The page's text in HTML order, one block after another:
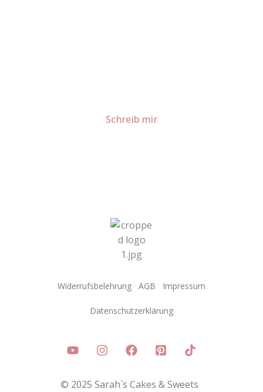
Schreib mir
Widerrufsbelehrung AGB Impressum
Datenschutzerklärung
© 2025 Sarah`s Cakes & Sweets